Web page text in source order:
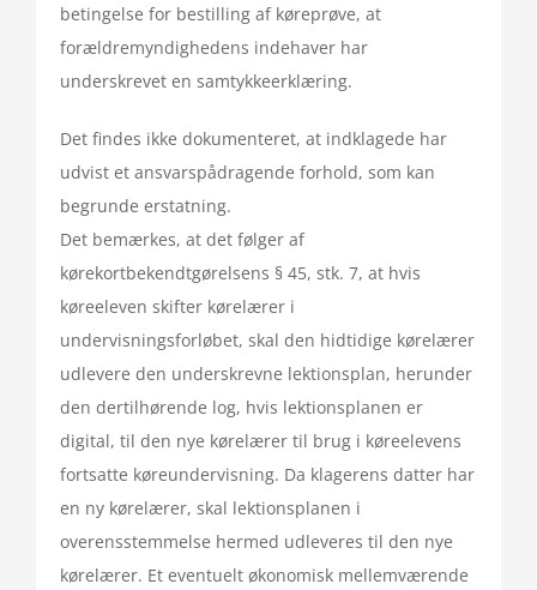
betingelse for bestilling af køreprøve, at
forældremyndighedens indehaver har
underskrevet en samtykkeerklæring.
Det findes ikke dokumenteret, at indklagede har
udvist et ansvarspådragende forhold, som kan
begrunde erstatning.
Det bemærkes, at det følger af
kørekortbekendtgørelsens § 45, stk. 7, at hvis
køreeleven skifter kørelærer i
undervisningsforløbet, skal den hidtidige kørelærer
udlevere den underskrevne lektionsplan, herunder
den dertilhørende log, hvis lektionsplanen er
digital, til den nye kørelærer til brug i køreelevens
fortsatte køreundervisning. Da klagerens datter har
en ny kørelærer, skal lektionsplanen i
overensstemmelse hermed udleveres til den nye
kørelærer. Et eventuelt økonomisk mellemværende